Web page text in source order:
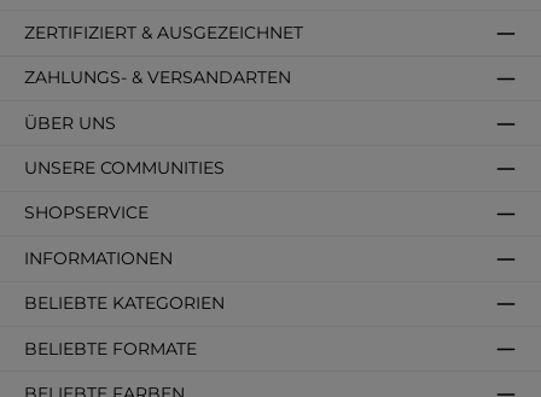
SHOPSERVICE
INFORMATIONEN
BELIEBTE KATEGORIEN
BELIEBTE FORMATE
ZAHLUNGS- & VERSANDARTEN
ÜBER UNS
ZERTIFIZIERT & AUSGEZEICHNET
UNSERE COMMUNITIES